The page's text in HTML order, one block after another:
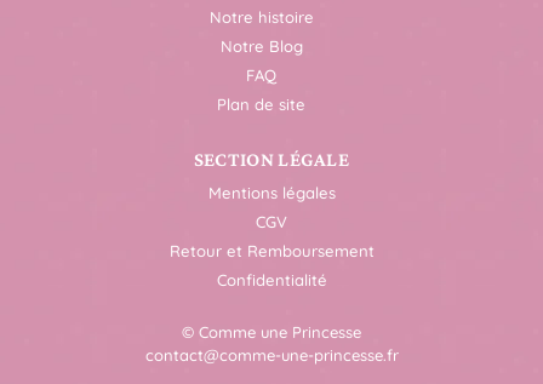
Notre histoire
Notre Blog
FAQ
Plan de site
SECTION LÉGALE
Mentions légales
CGV
Retour et Remboursement
Confidentialité
© Comme une Princesse
contact@comme-une-princesse.fr